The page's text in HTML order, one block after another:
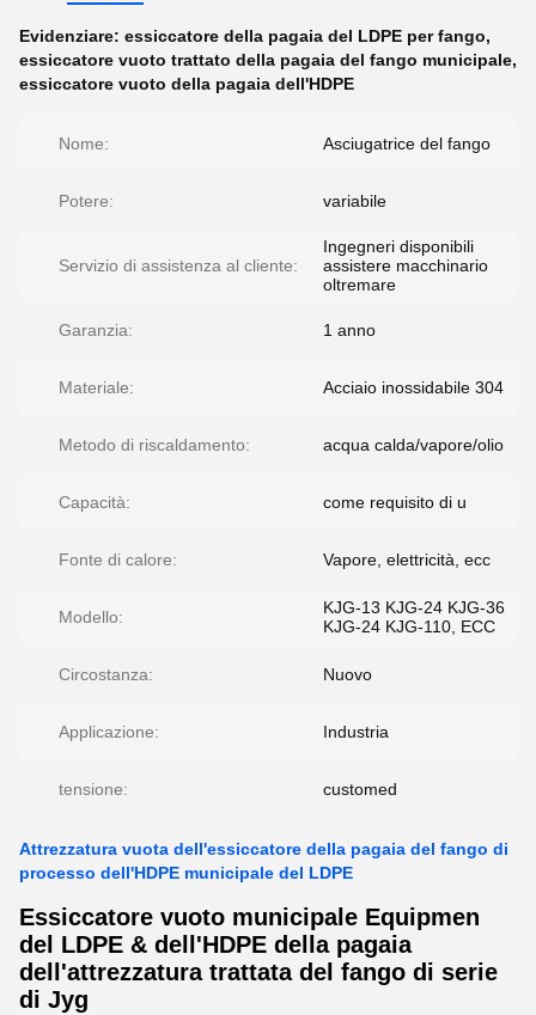
Evidenziare: essiccatore della pagaia del LDPE per fango,
essiccatore vuoto trattato della pagaia del fango municipale,
essiccatore vuoto della pagaia dell'HDPE
Nome: Asciugatrice del fango
Potere: variabile
Servizio di assistenza al cliente:
Ingegneri disponibili
assistere macchinario
oltremare
Garanzia: 1 anno
Materiale: Acciaio inossidabile 304
Metodo di riscaldamento: acqua calda/vapore/olio
Capacità: come requisito di u
Fonte di calore: Vapore, elettricità, ecc
Modello:
KJG-13 KJG-24 KJG-36
KJG-24 KJG-110, ECC
Circostanza: Nuovo
Applicazione: Industria
tensione: customed
Attrezzatura vuota dell'essiccatore della pagaia del fango di
processo dell'HDPE municipale del LDPE
Essiccatore vuoto municipale Equipmen
del LDPE & dell'HDPE della pagaia
dell'attrezzatura trattata del fango di serie
di Jyg